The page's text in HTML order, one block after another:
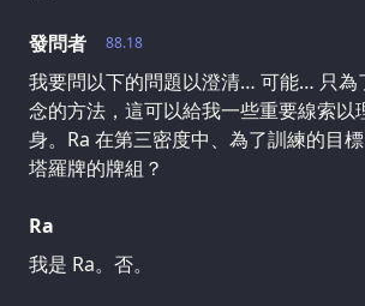
88.18
發問者
我要問以下的問題以澄清… 可能… 只
念的方法，這可以給我一些重要線索以
身。Ra 在第三密度中、為了訓練的目
塔羅牌的牌組？
Ra
我是 Ra。否。